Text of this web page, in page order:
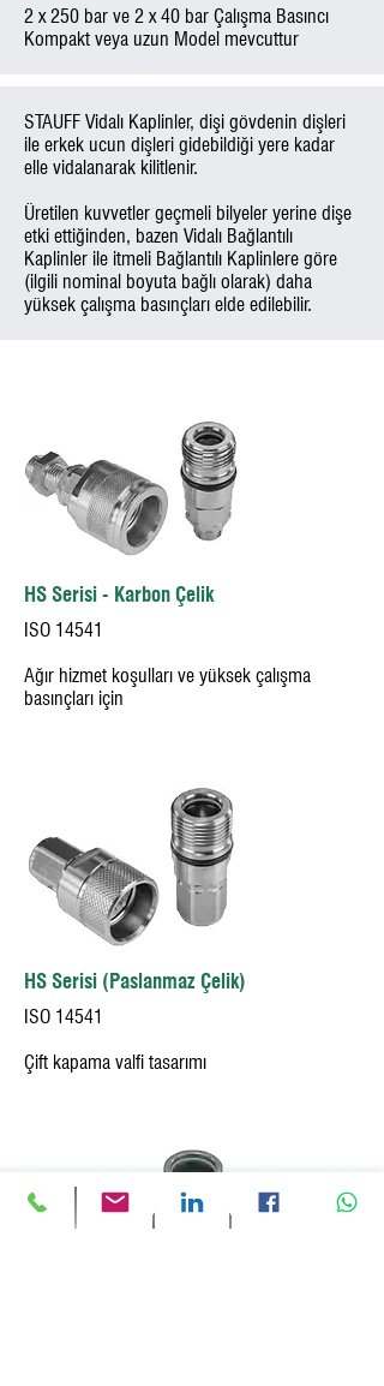
2 x 250 bar ve 2 x 40 bar Çalışma Basıncı
Kompakt veya uzun Model mevcuttur
STAUFF Vidalı Kaplinler, dişi gövdenin dişleri
ile erkek ucun dişleri gidebildiği yere kadar
elle vidalanarak kilitlenir.
Üretilen kuvvetler geçmeli bilyeler yerine dişe
etki ettiğinden, bazen Vidalı Bağlantılı
Kaplinler ile itmeli Bağlantılı Kaplinlere göre
(ilgili nominal boyuta bağlı olarak) daha
yüksek çalışma basınçları elde edilebilir.
HS Serisi - Karbon Çelik
ISO 14541
Ağır hizmet koşulları ve yüksek çalışma
basınçları için
HS Serisi (Paslanmaz Çelik)
ISO 14541
Çift kapama valfi tasarımı